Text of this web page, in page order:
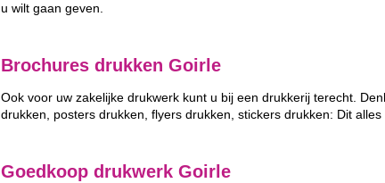
u wilt gaan geven.
Brochures drukken Goirle
Ook voor uw zakelijke drukwerk kunt u bij een drukkerij terecht.
drukken, posters drukken, flyers drukken, stickers drukken: Dit
Goedkoop drukwerk Goirle